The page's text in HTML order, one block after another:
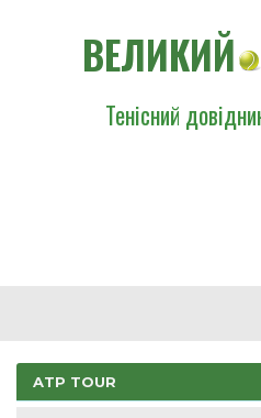
ВЕЛИКИЙ
Тенісний
ATP TOUR